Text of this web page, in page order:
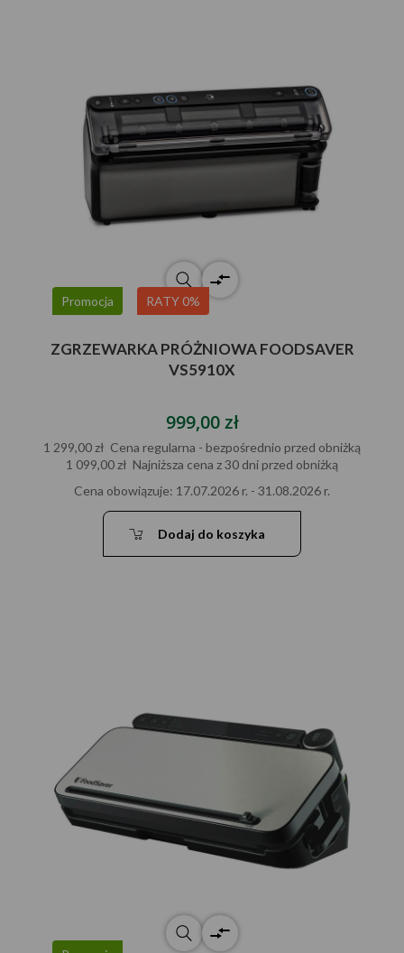
Promocja RATY 0%
ZGRZEWARKA PRÓŻNIOWA FOODSAVER
VS5910X
999,00 zł
1 299,00 zł Cena regularna - bezpośrednio przed obniżką
1 099,00 zł Najniższa cena z 30 dni przed obniżką
Cena obowiązuje: 17.07.2026 r. - 31.08.2026 r.
Dodaj do koszyka